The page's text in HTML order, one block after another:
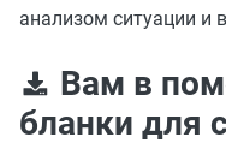
анализом ситуации и
Вам в
бланки для